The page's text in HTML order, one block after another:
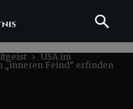
USA im
„inneren Feind“ erfinden